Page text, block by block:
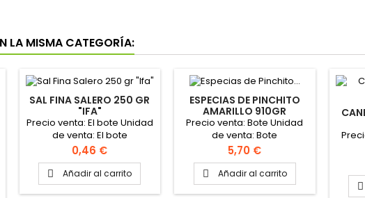
LA MISMA CATEGORÍA:
SAL FINA SALERO 250 GR
"IFA"
Precio venta: El bote Unidad
de venta: El bote
Precio
0,46 €
 Añadir al carrito
ESPECIAS DE PINCHITO
AMARILLO 910GR
"CONSEMUR"
Precio venta: Bote Unidad
de venta: Bote
Precio
5,70 €
 Añadir al carrito
